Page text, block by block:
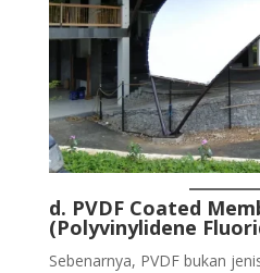
d. PVDF Coated
(Polyvinylidene
Sebenarnya, PVDF bukan